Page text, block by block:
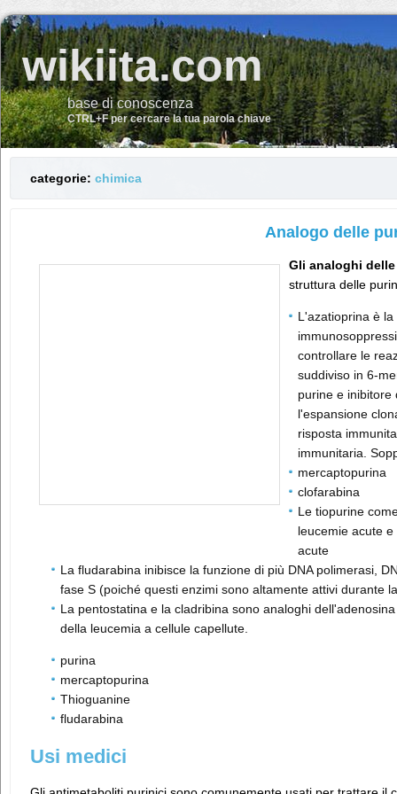
wikiita.com
base di conoscenza
CTRL+F per cercare la tua parola chiave
categorie: chimica
Analogo delle
Gli analoghi
struttura delle
L'azatioprina è
controllare le
suddiviso in 6-
purine e inibitore
l'espansione
risposta
immunitaria.
mercaptopurina
clofarabina
Le tiopurine
leucemie acute
acute
La fludarabina inibisce la funzione di più DNA polimerasi,
fase S (poiché questi enzimi sono altamente attivi durante
La pentostatina e la cladribina sono analoghi
della leucemia a cellule capellute.
purina
mercaptopurina
Thioguanine
fludarabina
Usi medici